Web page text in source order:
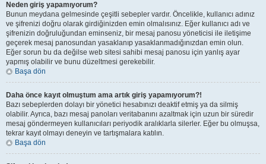
Neden giriş yapamıyorum?
Bunun meydana gelmesinde çeşitli sebepler vardır. Öncelikle, kullanıcı adınız
ve şifrenizi doğru olarak girdiğinizden emin olmalısınız. Eğer kullanıcı adı ve
şifrenizin doğruluğundan eminseniz, bir mesaj panosu yöneticisi ile iletişime
geçerek mesaj panosundan yasaklanıp yasaklanmadığınızdan emin olun.
Eğer sorun bu da değilse web sitesi sahibi mesaj panosu için yanlış ayar
yapmış olabilir ve bunu düzeltmesi gerekebilir.
Başa dön
Daha önce kayıt olmuştum ama artık giriş yapamıyorum?!
Bazı sebeplerden dolayı bir yönetici hesabınızı deaktif etmiş ya da silmiş
olabilir. Ayrıca, bazı mesaj panoları veritabanını azaltmak için uzun bir süredir
mesaj göndermeyen kullanıcıları periyodik aralıklarla silerler. Eğer bu olmuşsa,
tekrar kayıt olmayı deneyin ve tartışmalara katılın.
Başa dön